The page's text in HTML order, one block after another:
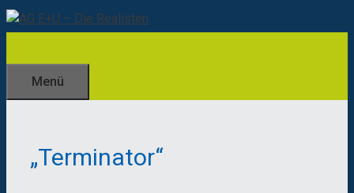
Zum
Inhalt
Menü
„Terminator“